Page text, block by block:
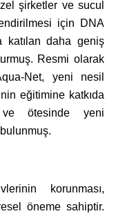
şirketler ve sucul
için DNA
katılan daha geniş
Resmi olarak
Net, yeni nesil
eğitimine katkıda
ve ötesinde yeni
korunması,
öneme sahiptir.